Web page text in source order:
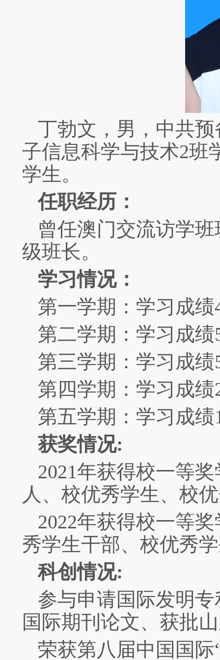
丁勃文，男，中共
子信息科学与技术2班
学生。
任职经历：
曾任澳门交流访学
级班长。
学习情况：
第一学期：学习成绩
第二学期：学习成绩
第三学期：学习成绩
第四学期：学习成绩
第五学期：学习成绩
获奖情况:
2021年获得校一等
人、校优秀学生、校
2022年获得校一等
秀学生干部、校优秀
科创情况:
参与申请国际发明专
国际期刊论文、获批
荣获第八届中国国际